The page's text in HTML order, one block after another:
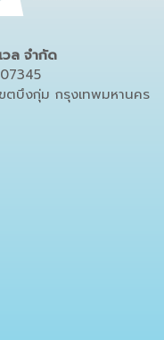
ล จำกัด
ตบึงกุ่ม กรุงเทพมหานคร